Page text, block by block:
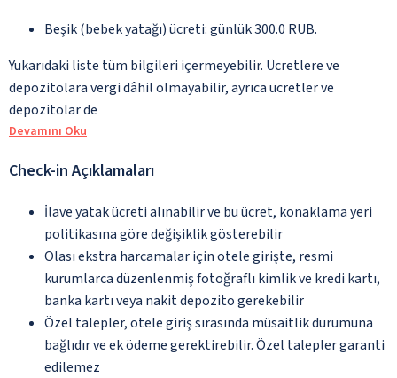
Beşik (bebek yatağı) ücreti: günlük 300.0 RUB.
Yukarıdaki liste tüm bilgileri içermeyebilir. Ücretlere ve
depozitolara vergi dâhil olmayabilir, ayrıca ücretler ve
depozitolar de
Devamını Oku
Check-in Açıklamaları
İlave yatak ücreti alınabilir ve bu ücret, konaklama yeri
politikasına göre değişiklik gösterebilir
Olası ekstra harcamalar için otele girişte, resmi
kurumlarca düzenlenmiş fotoğraflı kimlik ve kredi kartı,
banka kartı veya nakit depozito gerekebilir
Özel talepler, otele giriş sırasında müsaitlik durumuna
bağlıdır ve ek ödeme gerektirebilir. Özel talepler garanti
edilemez